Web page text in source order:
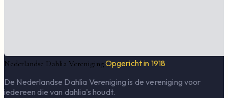
Nederlandse Dahlia VerenigingOpgericht in 1918
De Nederlandse Dahlia Vereniging is de vereniging voor
iedereen die van dahlia's houdt.